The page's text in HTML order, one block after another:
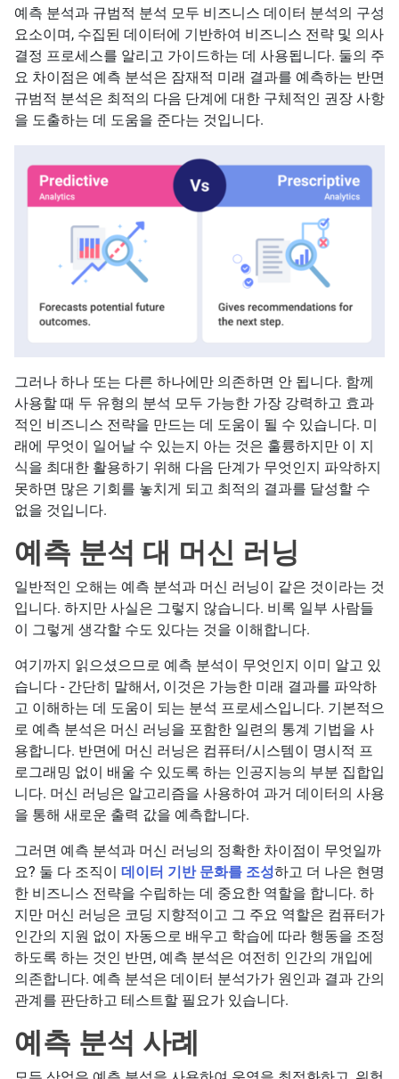
예측 분석과 규범적 분석 모두 비즈니스 데이터 분석의 구성
요소이며, 수집된 데이터에 기반하여 비즈니스 전략 및 의사
결정 프로세스를 알리고 가이드하는 데 사용됩니다. 둘의 주
요 차이점은 예측 분석은 잠재적 미래 결과를 예측하는 반면
규범적 분석은 최적의 다음 단계에 대한 구체적인 권장 사항
을 도출하는 데 도움을 준다는 것입니다.
그러나 하나 또는 다른 하나에만 의존하면 안 됩니다. 함께
사용할 때 두 유형의 분석 모두 가능한 가장 강력하고 효과
적인 비즈니스 전략을 만드는 데 도움이 될 수 있습니다. 미
래에 무엇이 일어날 수 있는지 아는 것은 훌륭하지만 이 지
식을 최대한 활용하기 위해 다음 단계가 무엇인지 파악하지
못하면 많은 기회를 놓치게 되고 최적의 결과를 달성할 수
없을 것입니다.
예측 분석 대 머신 러닝
일반적인 오해는 예측 분석과 머신 러닝이 같은 것이라는 것
입니다. 하지만 사실은 그렇지 않습니다. 비록 일부 사람들
이 그렇게 생각할 수도 있다는 것을 이해합니다.
여기까지 읽으셨으므로 예측 분석이 무엇인지 이미 알고 있
습니다 - 간단히 말해서, 이것은 가능한 미래 결과를 파악하
고 이해하는 데 도움이 되는 분석 프로세스입니다. 기본적으
로 예측 분석은 머신 러닝을 포함한 일련의 통계 기법을 사
용합니다. 반면에 머신 러닝은 컴퓨터/시스템이 명시적 프
로그래밍 없이 배울 수 있도록 하는 인공지능의 부분 집합입
니다. 머신 러닝은 알고리즘을 사용하여 과거 데이터의 사용
을 통해 새로운 출력 값을 예측합니다.
그러면 예측 분석과 머신 러닝의 정확한 차이점이 무엇일까
요? 둘 다 조직이 데이터 기반 문화를 조성하고 더 나은 현명
한 비즈니스 전략을 수립하는 데 중요한 역할을 합니다. 하
지만 머신 러닝은 코딩 지향적이고 그 주요 역할은 컴퓨터가
인간의 지원 없이 자동으로 배우고 학습에 따라 행동을 조정
하도록 하는 것인 반면, 예측 분석은 여전히 인간의 개입에
의존합니다. 예측 분석은 데이터 분석가가 원인과 결과 간의
관계를 판단하고 테스트할 필요가 있습니다.
예측 분석 사례